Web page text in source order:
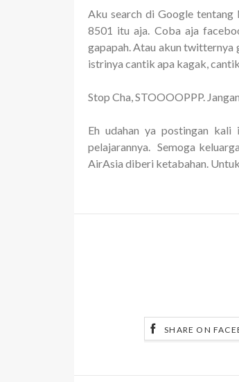
Aku search di Google tentang
8501 itu aja. Coba aja
gapapah. Atau akun twitternya
istrinya cantik apa kagak,
Stop Cha, STOOOOPPP.
Eh udahan ya postingan
pelajarannya. Semoga
AirAsia diberi ketabahan.
SHARE ON